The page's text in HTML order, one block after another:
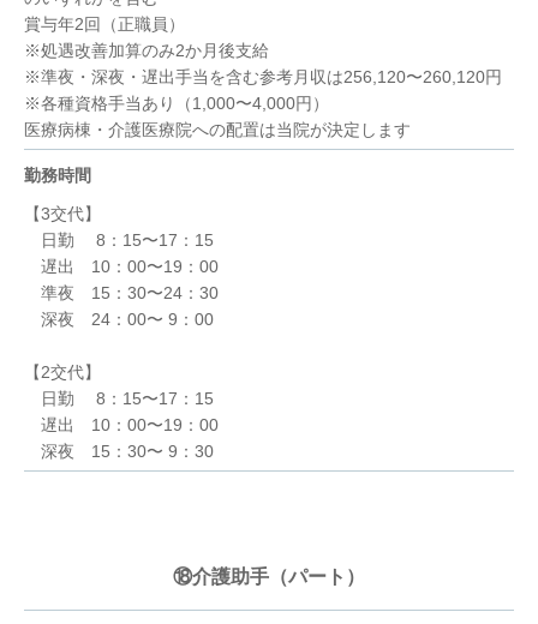
賞与年2回（正職員）
※処遇改善加算のみ2か月後支給
※準夜・深夜・遅出手当を含む参考月収は256,120〜260,120円
※各種資格手当あり（1,000〜4,000円）
医療病棟・介護医療院への配置は当院が決定します
勤務時間
【3交代】
日勤 8：15〜17：15
遅出 10：00〜19：00
準夜 15：30〜24：30
深夜 24：00〜 9：00
【2交代】
日勤 8：15〜17：15
遅出 10：00〜19：00
深夜 15：30〜 9：30
⑱介護助手（パート）